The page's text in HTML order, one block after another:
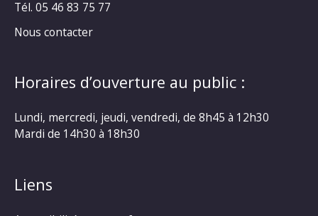
Tél. 05 46 83 75 77
Nous contacter
Horaires d’ouverture au public :
Lundi, mercredi, jeudi, vendredi, de 8h45 à 12h30
Mardi de 14h30 à 18h30
Liens